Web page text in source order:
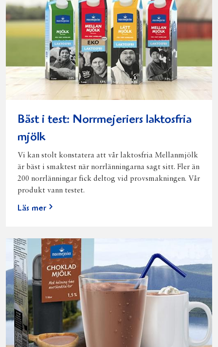
Bäst i test: Norrmejeriers laktosfria
mjölk
Vi kan stolt konstatera att vår laktosfria Mellanmjölk
är bäst i smaktest när norrlänningarna sagt sitt. Fler än
200 norrlänningar fick deltog vid provsmakningen. Vår
produkt vann testet.
Läs mer